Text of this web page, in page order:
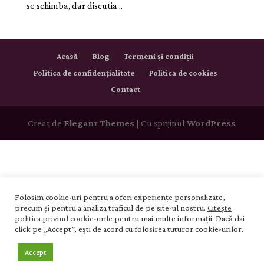
se schimba, dar discutia...
Acasă Blog
Termeni și condiții
Politica de confidențialitate
Politica de cookies
Contact
Creat de Elegant Themes | Cu sprijinulWordPress
Folosim cookie-uri pentru a oferi experiențe personalizate,
precum și pentru a analiza traficul de pe site-ul nostru. Citește
politica privind cookie-urile pentru mai multe informații. Dacă dai
click pe „Accept”, ești de acord cu folosirea tuturor cookie-urilor.
Accept